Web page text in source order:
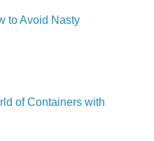
to Avoid Nasty
of Containers with